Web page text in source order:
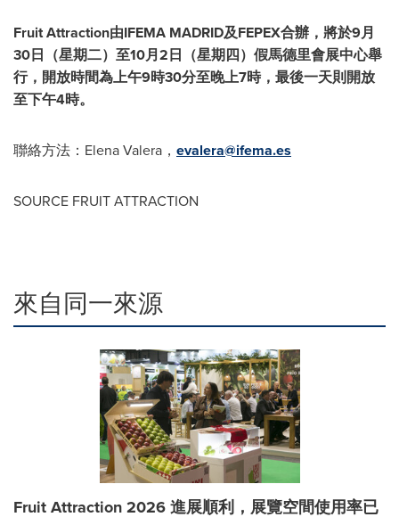
Fruit Attraction由IFEMA MADRID及FEPEX合辦，將於9月
30日（星期二）至10月2日（星期四）假馬德里會展中心舉
行，開放時間為上午9時30分至晚上7時，最後一天則開放
至下午4時。
聯絡方法：Elena Valera， evalera@ifema.es
SOURCE FRUIT ATTRACTION
來自同一來源
Fruit Attraction 2026 進展順利，展覽空間使用率已